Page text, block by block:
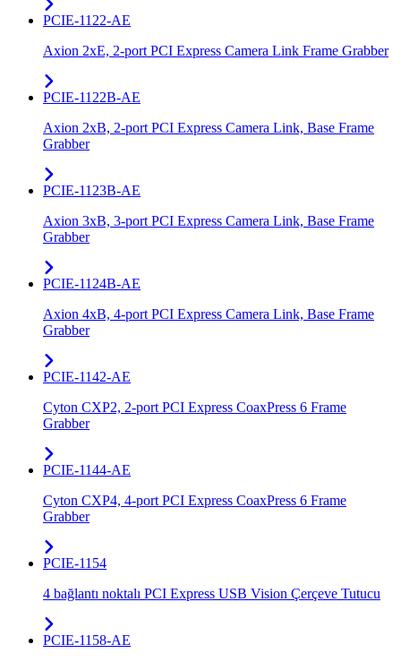
PCIE-1122-AE
Axion 2xE, 2-port PCI Express Camera Link Frame Grabber
PCIE-1122B-AE
Axion 2xB, 2-port PCI Express Camera Link, Base Frame
Grabber
PCIE-1123B-AE
Axion 3xB, 3-port PCI Express Camera Link, Base Frame
Grabber
PCIE-1124B-AE
Axion 4xB, 4-port PCI Express Camera Link, Base Frame
Grabber
PCIE-1142-AE
Cyton CXP2, 2-port PCI Express CoaxPress 6 Frame
Grabber
PCIE-1144-AE
Cyton CXP4, 4-port PCI Express CoaxPress 6 Frame
Grabber
PCIE-1154
4 bağlantı noktalı PCI Express USB Vision Çerçeve Tutucu
PCIE-1158-AE